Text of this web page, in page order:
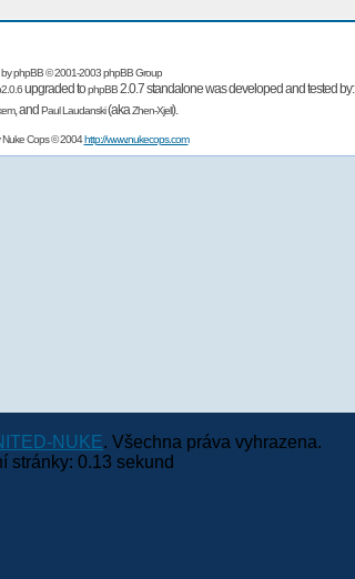
byphpBB© 2001-2003 phpBB Group
upgraded tophpBB2.0.7 standalone was developed and tested by:
,and Paul Laudanski(akaZhen-Xjell).
Nuke Cops© 2004http://www.nukecops.com
NUKE. Všechna práva vyhrazena.
stránky: 0.13 sekund